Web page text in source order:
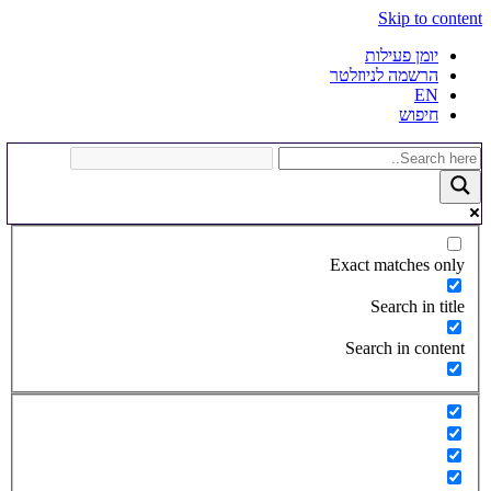
Skip to content
יומן פעילות
הרשמה לניוזלטר
EN
חיפוש
Exact matches only
Search in title
Search in content